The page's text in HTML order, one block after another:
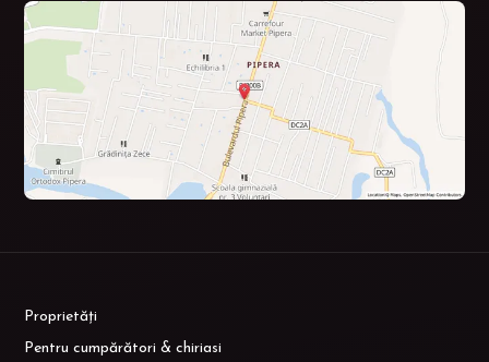
Proprietăți
Pentru cumpărători & chiriasi